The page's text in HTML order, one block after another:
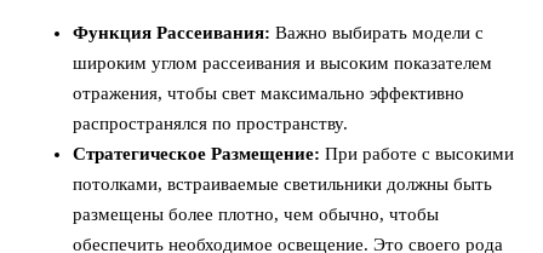
Функция Рассеивания: Важно выбирать модели с
широким углом рассеивания и высоким показателем
отражения, чтобы свет максимально эффективно
распространялся по пространству.
Стратегическое Размещение: При работе с высокими
потолками, встраиваемые светильники должны быть
размещены более плотно, чем обычно, чтобы
обеспечить необходимое освещение. Это своего рода